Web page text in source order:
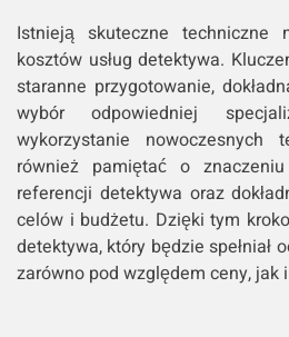
Istnieją skuteczne techniczne
kosztów usług detektywa.
staranne przygotowanie,
wybór odpowiedniej
wykorzystanie nowoczesnych
również pamiętać o
referencji detektywa oraz
celów i budżetu. Dzięki tym
detektywa, który będzie spełniał
zarówno pod względem ceny, jak